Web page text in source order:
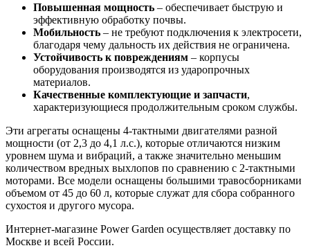
Повышенная мощность – обеспечивает быструю и
эффективную обработку почвы.
Мобильность – не требуют подключения к электросети,
благодаря чему дальность их действия не ограничена.
Устойчивость к повреждениям – корпусы
оборудования производятся из ударопрочных
материалов.
Качественные комплектующие и запчасти,
характеризующиеся продолжительным сроком службы.
Эти агрегаты оснащены 4-тактными двигателями разной
мощности (от 2,3 до 4,1 л.с.), которые отличаются низким
уровнем шума и вибраций, а также значительно меньшим
количеством вредных выхлопов по сравнению с 2-тактными
моторами. Все модели оснащены большими травосборниками
объемом от 45 до 60 л, которые служат для сбора собранного
сухостоя и другого мусора.
Интернет-магазине Power Garden осуществляет доставку по
Москве и всей России.